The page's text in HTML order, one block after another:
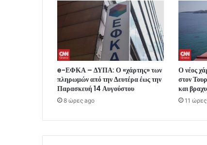
e-ΕΦΚΑ – ΔΥΠΑ: Ο «χάρτης» των
πληρωμών από την Δευτέρα έως την
Παρασκευή 14 Αυγούστου
8 ώρες ago
Ο νέος
στον
και
11